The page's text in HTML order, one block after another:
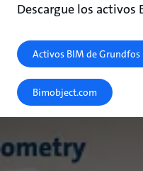
Descargue los activos
Activos BIM de Grundfos
Bimobject.com